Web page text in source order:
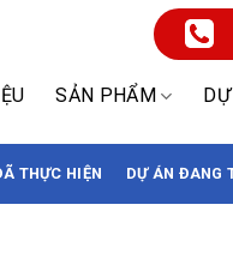
SẢN PHẨM
THỰC HIỆN DỰ ÁN ĐANG